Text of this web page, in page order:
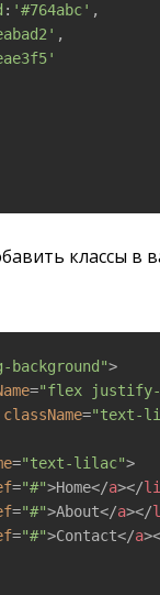
: '#764abc' ,
,
классы в
background">
="flex justify-
className="text-
="text-lilac">
="#">Home</a></li
="#">About</a></
="#">Contact</a>